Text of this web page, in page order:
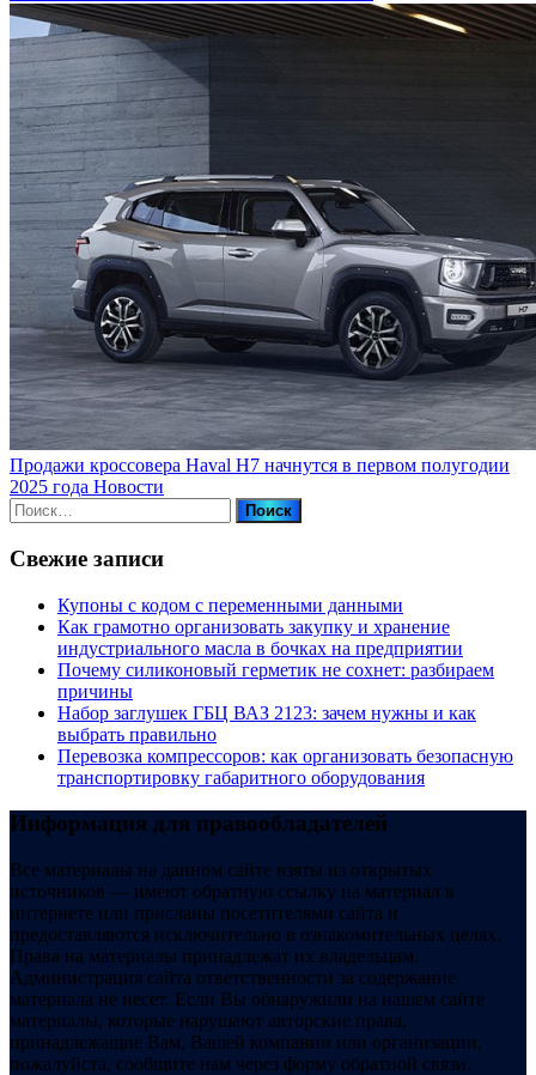
Продажи кроссовера Haval H7 начнутся в первом полугодии
2025 года Новости
Найти:
Свежие записи
Купоны c кодом с переменными данными
Как грамотно организовать закупку и хранение
индустриального масла в бочках на предприятии
Почему силиконовый герметик не сохнет: разбираем
причины
Набор заглушек ГБЦ ВАЗ 2123: зачем нужны и как
выбрать правильно
Перевозка компрессоров: как организовать безопасную
транспортировку габаритного оборудования
Информация для правообладателей
Все материалы на данном сайте взяты из открытых
источников — имеют обратную ссылку на материал в
интернете или присланы посетителями сайта и
предоставляются исключительно в ознакомительных целях.
Права на материалы принадлежат их владельцам.
Администрация сайта ответственности за содержание
материала не несет. Если Вы обнаружили на нашем сайте
материалы, которые нарушают авторские права,
принадлежащие Вам, Вашей компании или организации,
пожалуйста, сообщите нам через форму обратной связи.